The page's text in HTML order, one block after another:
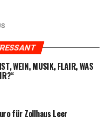
WEIN, MUSIK, FLAIR, WAS
für Zoll­haus Leer